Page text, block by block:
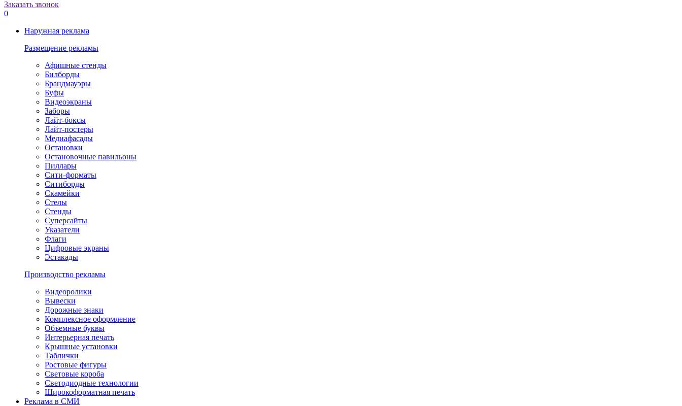
Заказать звонок
0
Наружная реклама
Размещение рекламы
Афишные стенды
Билборды
Брандмауэры
Буфы
Видеоэкраны
Заборы
Лайт-боксы
Лайт-постеры
Медиафасады
Остановки
Остановочные павильоны
Пиллары
Сити-форматы
Ситиборды
Скамейки
Стелы
Стенды
Суперсайты
Указатели
Флаги
Цифровые экраны
Эстакады
Производство рекламы
Видеоролики
Вывески
Дорожные знаки
Комплексное оформление
Объемные буквы
Интерьерная печать
Крышные установки
Таблички
Ростовые фигуры
Световые короба
Светодиодные технологии
Широкоформатная печать
Реклама в СМИ